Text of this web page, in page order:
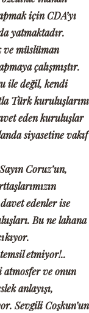
için CDA’yı
yatmaktadır.
ve müslüman
çalışmıştır.
ile değil, kendi
Türk kuruluşlarını
eden kuruluşlar
siyasetine vakıf
Coruz’un,
edenler ise
Bu ne lahana
etmiyor!..
ve onun
anlayışı,
Sevgili Coşkun’un